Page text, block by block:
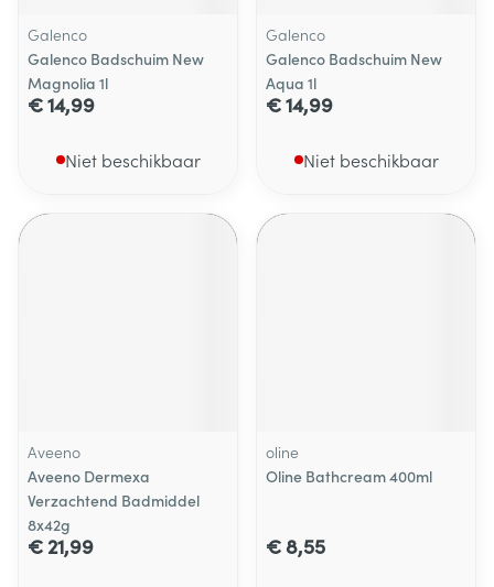
Galenco
Galenco Badschuim New
Magnolia 1l
€ 14,99
Niet beschikbaar
Galenco
Galenco Badschuim New
Aqua 1l
€ 14,99
Niet beschikbaar
Aveeno
Aveeno Dermexa
Verzachtend Badmiddel
8x42g
€ 21,99
oline
Oline Bathcream 400ml
€ 8,55